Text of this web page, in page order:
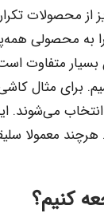
محصولات
به محصولی
بسیار متفاوت
باشیم. برای
انتخاب
معمولا
کنیم؟